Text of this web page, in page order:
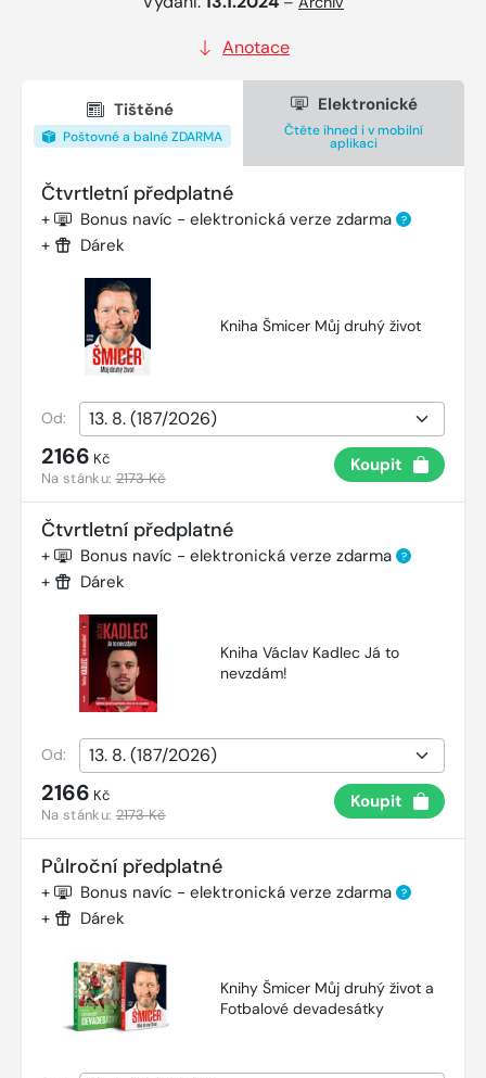
Anotace
Tištěné
Poštovné a balné ZDARMA
Elektronické
Čtěte ihned i v mobilní
aplikaci
Čtvrtletní předplatné
+ Bonus navíc - elektronická verze zdarma ?
+ Dárek
Kniha Šmicer Můj druhý život
Od:
2166 Kč
Na stánku:2173 Kč
Koupit
Čtvrtletní předplatné
+ Bonus navíc - elektronická verze zdarma ?
+ Dárek
Kniha Václav Kadlec Já to
nevzdám!
Od:
2166 Kč
Na stánku:2173 Kč
Koupit
Půlroční předplatné
+ Bonus navíc - elektronická verze zdarma ?
+ Dárek
Knihy Šmicer Můj druhý život a
Fotbalové devadesátky